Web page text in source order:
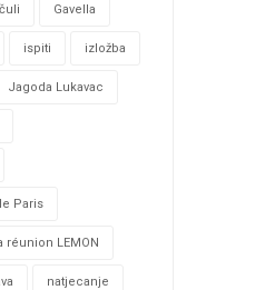
Gavella
ispiti izložba
Jagoda Lukavac
Paris
réunion LEMON
natjecanje